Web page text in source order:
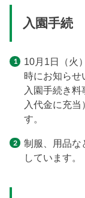
入園手続
10月1日（火
時にお知らせ
入園手続き
入代金に充
す。
制服、用品な
しています。